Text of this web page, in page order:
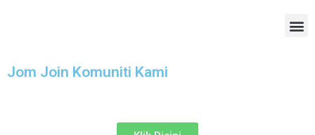
Jom Join Komuniti Kami